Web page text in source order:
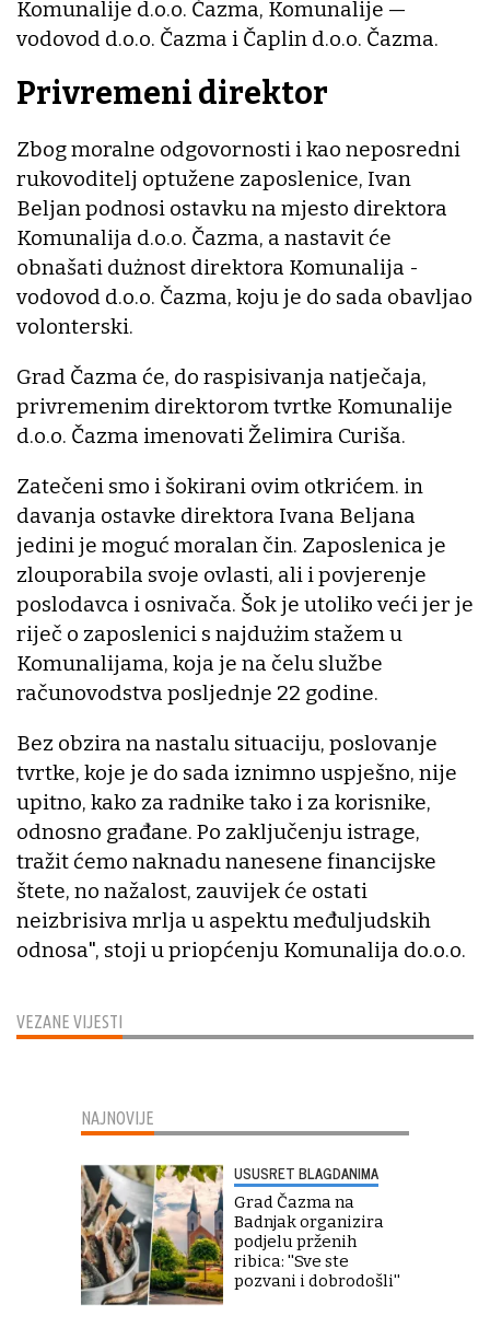
VEZANE VIJESTI
Komunalije d.o.o. Čazma, Komunalije —
vodovod d.o.o. Čazma i Čaplin d.o.o. Čazma.
Privremeni direktor
Zbog moralne odgovornosti i kao neposredni
rukovoditelj optužene zaposlenice, Ivan
Beljan podnosi ostavku na mjesto direktora
Komunalija d.o.o. Čazma, a nastavit će
obnašati dużnost direktora Komunalija -
vodovod d.o.o. Čazma, koju je do sada obavljao
volonterski.
Grad Čazma će, do raspisivanja natječaja,
privremenim direktorom tvrtke Komunalije
d.o.o. Čazma imenovati Želimira Curiša.
Zatečeni smo i šokirani ovim otkrićem. in
davanja ostavke direktora Ivana Beljana
jedini je moguć moralan čin. Zaposlenica je
zlouporabila svoje ovlasti, ali i povjerenje
poslodavca i osnivača. Šok je utoliko veći jer je
riječ o zaposlenici s najdużim stažem u
Komunalijama, koja je na čelu službe
računovodstva posljednje 22 godine.
Bez obzira na nastalu situaciju, poslovanje
tvrtke, koje je do sada iznimno uspješno, nije
upitno, kako za radnike tako i za korisnike,
odnosno građane. Po zaključenju istrage,
tražit ćemo naknadu nanesene financijske
štete, no nažalost, zauvijek će ostati
neizbrisiva mrlja u aspektu međuljudskih
odnosa", stoji u priopćenju Komunalija do.o.o.
NAJNOVIJE
USUSRET BLAGDANIMA
Grad Čazma na
Badnjak organizira
podjelu prženih
ribica: ''Sve ste
pozvani i dobrodošli''